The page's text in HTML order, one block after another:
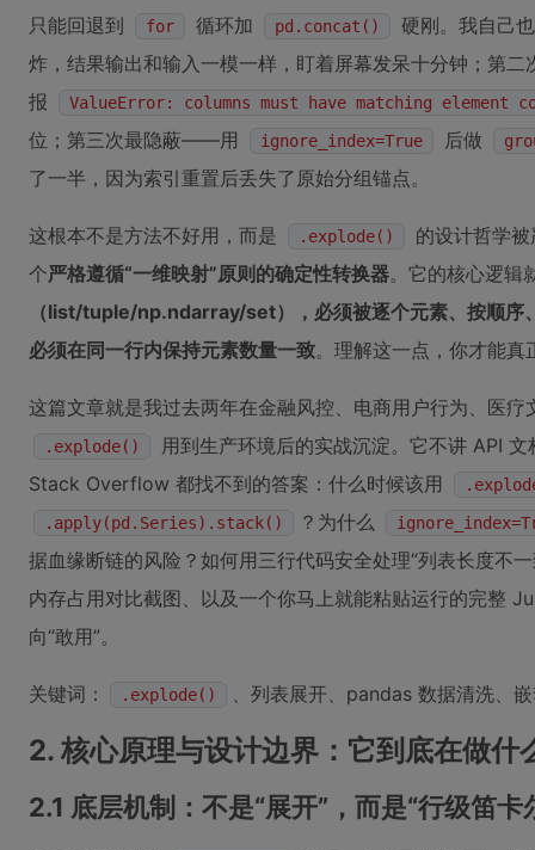
只能回退到
for 循环加 pd.concat()
硬刚。我自己
炸，结果输出和输入一模一样，盯着屏幕发呆十分钟；第
报
ValueError: columns must have matching element
位；第三次最隐蔽——用 ignore_index=True 后做
了一半，因为索引重置后丢失了原始分组锚点。
这根本不是方法不好用，而是 .explode()
的设计哲学
个严格遵循“一维映射”原则的确定性转换器。它的核心逻辑
（list/tuple/np.ndarray/set），必须被逐个元素、按顺序
必须在同一行内保持元素数量一致。理解这一点，你才能真
这篇文章就是我过去两年在金融风控、电商用户行为、医疗
.explode()
用到生产环境后的实战沉淀。它不讲 API
Stack Overflow 都找不到的答案：什么时候该用
.apply(pd.Series).stack()
？为什么
据血缘断链的风险？如何用三行代码安全处理“列表长度不
内存占用对比截图、以及一个你马上就能粘贴运行的完整
向“敢用”。
关键词： .explode() 、列表展开、pandas 数据清洗、
2. 核心原理与设计边界：它到底在做什
2.1 底层机制：不是“展开”，而是“行级笛卡